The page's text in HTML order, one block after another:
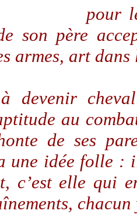
pour
son père
armes, art
devenir
au
de ses
une idée folle :
c’est elle qui